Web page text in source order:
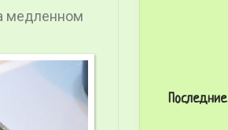
медленном